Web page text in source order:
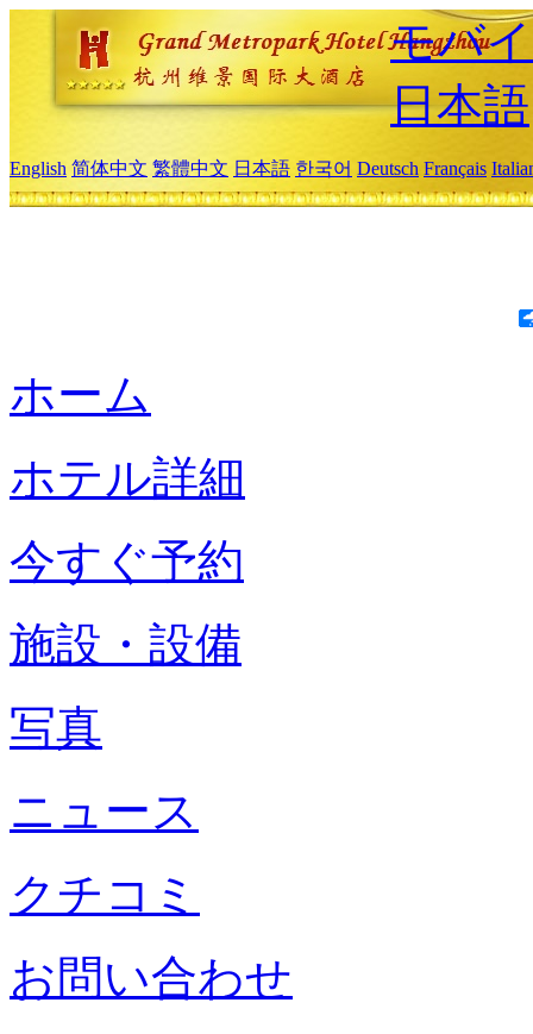
モバ
日本語
English 简体中文 繁體中文 日本語 한국어 Deutsch Français
ホーム
ホテル詳細
今すぐ予約
施設・設備
写真
ニュース
クチコミ
お問い合わせ